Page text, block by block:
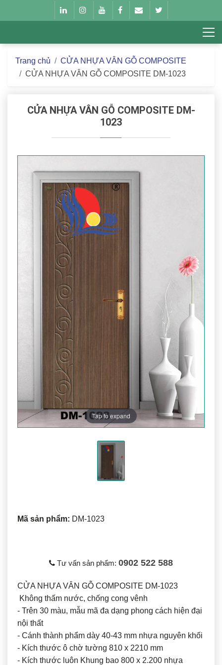
Trang chủ
CỬA NHỰA VÂN GỖ COMPOSITE
CỬA NHỰA VÂN GỖ COMPOSITE DM-1023
CỬA NHỰA VÂN GỖ COMPOSITE DM-
1023
Tap to expand
Mã sản phẩm: DM-1023
Tư vấn sản phẩm: 0902 522 588
CỬA NHỰA VÂN GỖ COMPOSITE DM-1023
Không thấm nước, chống cong vênh
- Trên 30 màu, mẫu mã đa dạng phong cách hiện đại
nội thất
- Cánh thành phẩm dày 40-43 mm nhựa nguyên khối
- Kích thước ô chờ tường 810 x 2210 mm
- Kích thước luôn Khung bao 800 x 2.200 nhựa